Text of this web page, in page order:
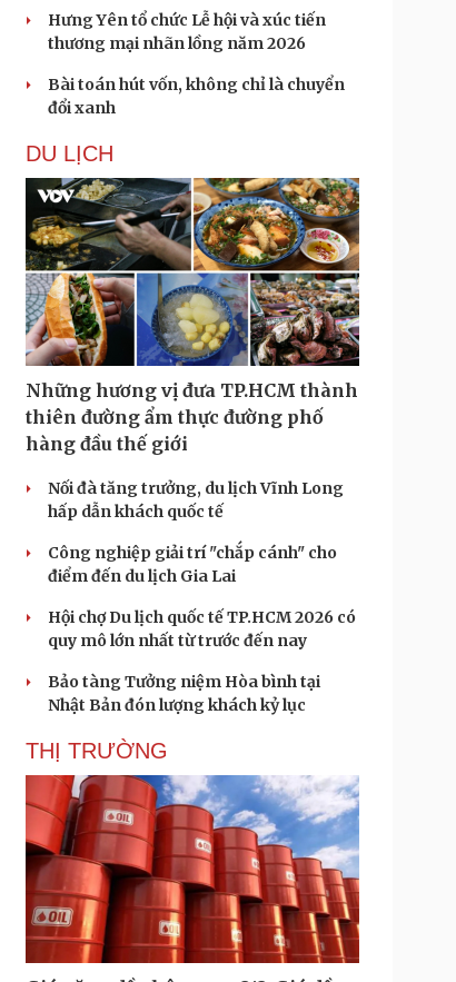
Hưng Yên tổ chức Lễ hội và xúc tiến
thương mại nhãn lồng năm 2026
Bài toán hút vốn, không chỉ là chuyển
đổi xanh
DU LỊCH
Những hương vị đưa TP.HCM thành
thiên đường ẩm thực đường phố
hàng đầu thế giới
Nối đà tăng trưởng, du lịch Vĩnh Long
hấp dẫn khách quốc tế
Công nghiệp giải trí "chắp cánh" cho
điểm đến du lịch Gia Lai
Hội chợ Du lịch quốc tế TP.HCM 2026 có
quy mô lớn nhất từ trước đến nay
Bảo tàng Tưởng niệm Hòa bình tại
Nhật Bản đón lượng khách kỷ lục
THỊ TRƯỜNG